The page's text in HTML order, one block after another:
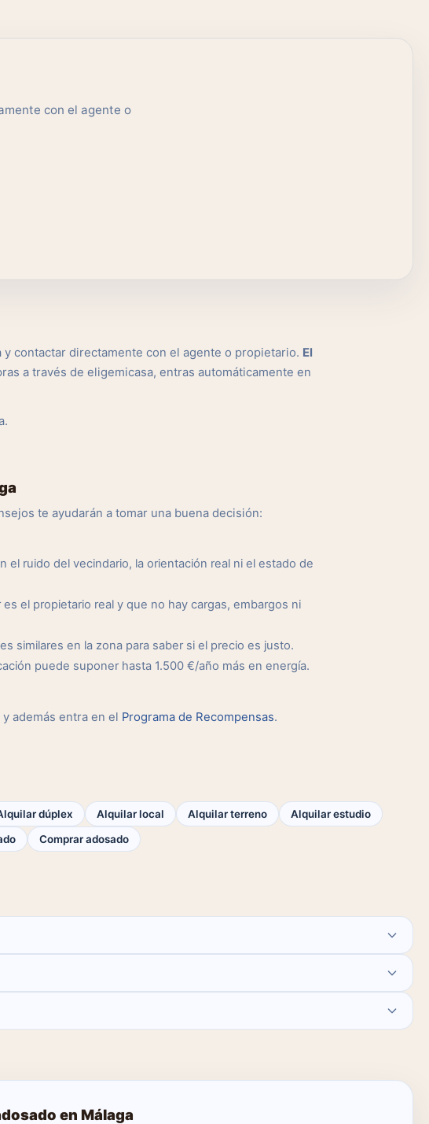
con el agente o
contactar directamente con el agente o propietario. El
a través de eligemicasa, entras automáticamente en
te ayudarán a tomar una buena decisión:
el ruido del vecindario, la orientación real ni el estado de
el propietario real y que no hay cargas, embargos ni
similares en la zona para saber si el precio es justo.
puede suponer hasta 1.500 €/año más en energía.
y además entra en el Programa de Recompensas.
dúplex Alquilar local Alquilar terreno
Alquilar estudio
Comprar adosado
en Málaga